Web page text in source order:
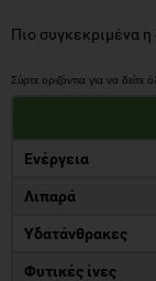
Πιο συγκεκριμένα η
Ενέργεια
Λιπαρά
Υδατάνθρακες
Φυτικές ίνες